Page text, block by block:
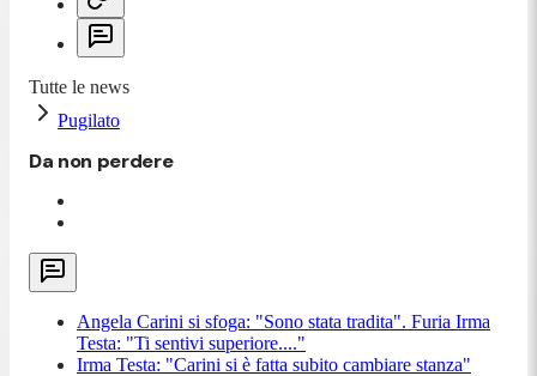
Tutte le news
Pugilato
Da non perdere
Angela Carini si sfoga: "Sono stata tradita". Furia Irma
Testa: "Ti sentivi superiore...."
Irma Testa: "Carini si è fatta subito cambiare stanza"